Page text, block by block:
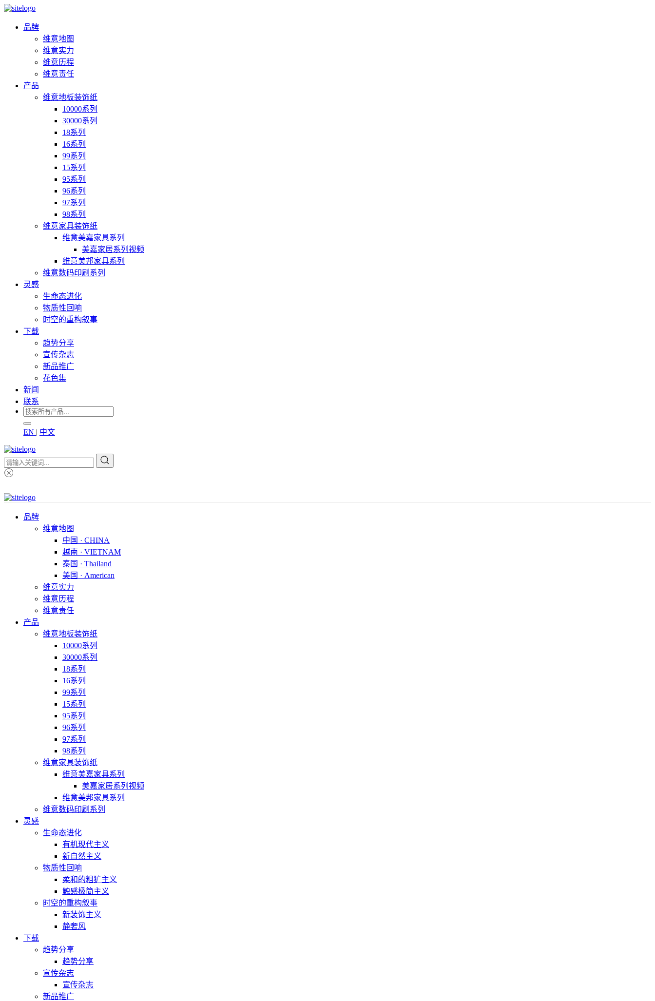
品牌
维意地图
维意实力
维意历程
维意责任
产品
维意地板装饰纸
10000系列
30000系列
18系列
16系列
99系列
15系列
95系列
96系列
97系列
98系列
维意家具装饰纸
维意美嘉家具系列
美嘉家居系列视频
维意美邦家具系列
维意数码印刷系列
灵感
生命态进化
物质性回响
时空的重构叙事
下载
趋势分享
宣传杂志
新品推广
花色集
新闻
联系
EN | 中文
品牌
维意地图
中国 · CHINA
越南 · VIETNAM
泰国 · Thailand
美国 · American
维意实力
维意历程
维意责任
产品
维意地板装饰纸
10000系列
30000系列
18系列
16系列
99系列
15系列
95系列
96系列
97系列
98系列
维意家具装饰纸
维意美嘉家具系列
美嘉家居系列视频
维意美邦家具系列
维意数码印刷系列
灵感
生命态进化
有机现代主义
新自然主义
物质性回响
柔和的粗犷主义
触感极简主义
时空的重构叙事
新装饰主义
静奢风
下载
趋势分享
趋势分享
宣传杂志
宣传杂志
新品推广